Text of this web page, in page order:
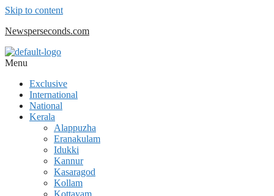
Skip to content
Newsperseconds.com
Menu
Exclusive
International
National
Kerala
Alappuzha
Eranakulam
Idukki
Kannur
Kasaragod
Kollam
Kottayam